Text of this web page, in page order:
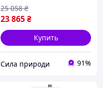
23 865₴
25 058 ₴
Купить
Сила природи 91%